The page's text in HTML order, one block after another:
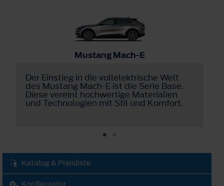
Mustang Mach-E
Der Einstieg in die vollelektrische Welt
des Mustang Mach-E ist die Serie Base.
Diese vereint hochwertige Materialien
und Technologien mit Stil und Komfort.
Katalog & Preisliste